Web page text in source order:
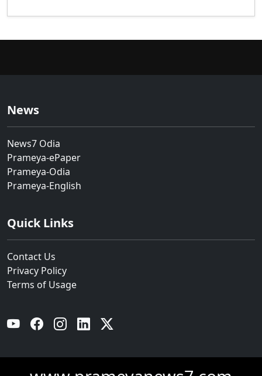
News
News7 Odia
Prameya-ePaper
Prameya-Odia
Prameya-English
Quick Links
Contact Us
Privacy Policy
Terms of Usage
YouTube Facebook Instagram Linkedin